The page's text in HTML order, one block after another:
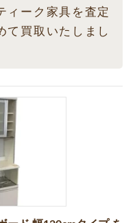
ィーク家具を査定
て買取いたしまし